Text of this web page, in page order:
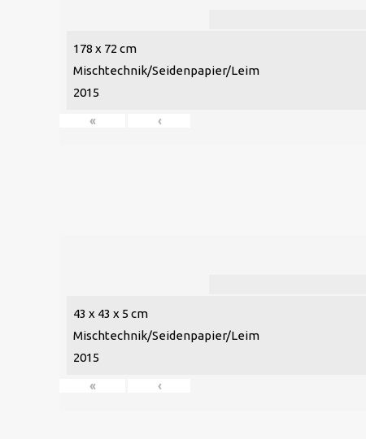
178 x 72 cm
Mischtechnik/Seidenpapier/Leim
2015
« ‹
43 x 43 x 5 cm
Mischtechnik/Seidenpapier/Leim
2015
« ‹